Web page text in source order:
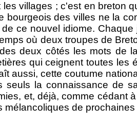
villages ; c'est en breton
des villes ne la
ce nouvel idiome.
où deux troupes de
deux côtés les mots de
qui ceignent toutes les
aussi, cette coutume
seuls la connaissance de
et, déjà, comme cédant
mélancoliques de